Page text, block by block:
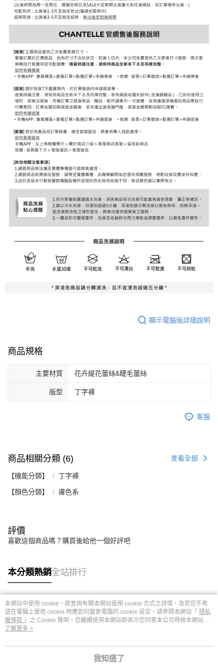
顯示電腦版詳細說明
商品規格
主要材質 花卉緹花蕾絲&睫毛蕾絲
版型 丁字褲
客服
商品相關分類 (6) 查看全部
【機能分類】 丁字褲
【顏色分類】 膚色系
評價
喜歡這個商品嗎？購買後給他一個好評吧
本分類熱銷全站排行
熱門標籤
本網站中使用 cookie，欲查詢有關本網站使用 cookie 方式之詳情，及若您不希
望在電腦上使用 cookie 時應如何變更電腦的 cookie 設定，請參閱本網站「 隱私
權條款 」之 Cookie 聲明。您繼續使用本網站即表示您同意本公司得按本網站使
用條款之 Cookie 聲明使用 cookie。
了解更多 >
我知道了